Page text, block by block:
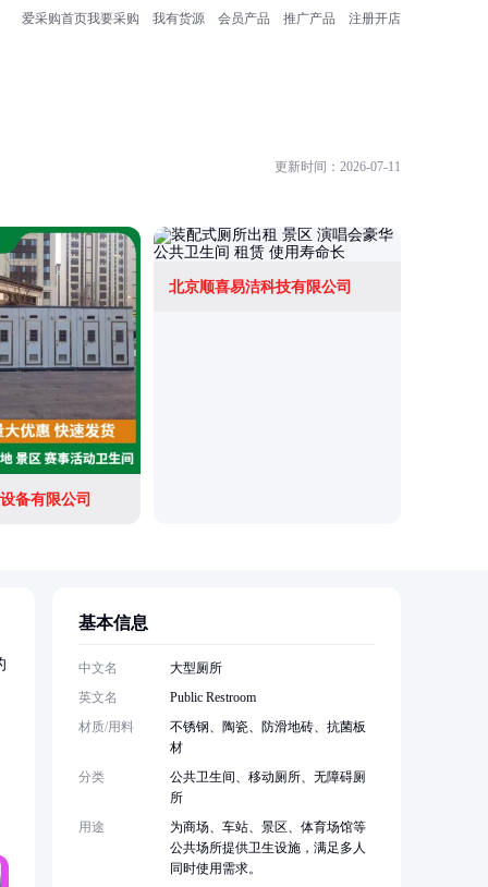
爱采购首页我要采购 我有货源 会员产品 推广产品 注册开店
更新时间：2026-07-11
备有限公司
北京顺喜易洁科技有限公司
基本信息
中文名
大型厕所
英文名
Public Restroom
材质/用料
不锈钢、陶瓷、防滑地砖、抗菌板
材
分类
公共卫生间、移动厕所、无障碍厕
所
用途
为商场、车站、景区、体育场馆等
公共场所提供卫生设施，满足多人
同时使用需求。